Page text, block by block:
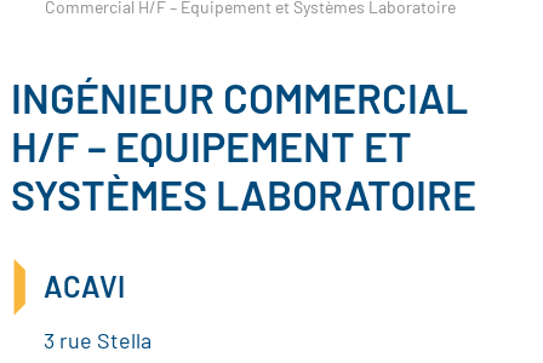
Commercial H/F – Equipement et Systèmes Laboratoire
INGÉNIEUR COMMERCIAL
H/F – EQUIPEMENT ET
SYSTÈMES LABORATOIRE
ACAVI
3 rue Stella